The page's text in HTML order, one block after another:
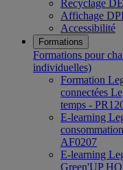
Recyclage
Affichage
Accessibilité
Formations
Formations pour
individuelles)
Formation
connectées
temps -
E-learning
AF0207
E-learning
Green'UP